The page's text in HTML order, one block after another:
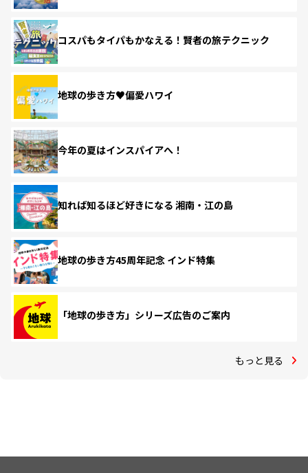
コスパもタイパもかなえる！賢者の旅テクニック
地球の歩き方♥偏愛ハワイ
今年の夏はインスパイアへ！
知れば知るほど好きになる 湘南・江の島
地球の歩き方45周年記念 インド特集
「地球の歩き方」シリーズ広告のご案内
もっと見る